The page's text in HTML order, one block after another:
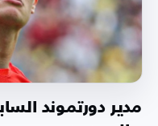
مدير دورتموند